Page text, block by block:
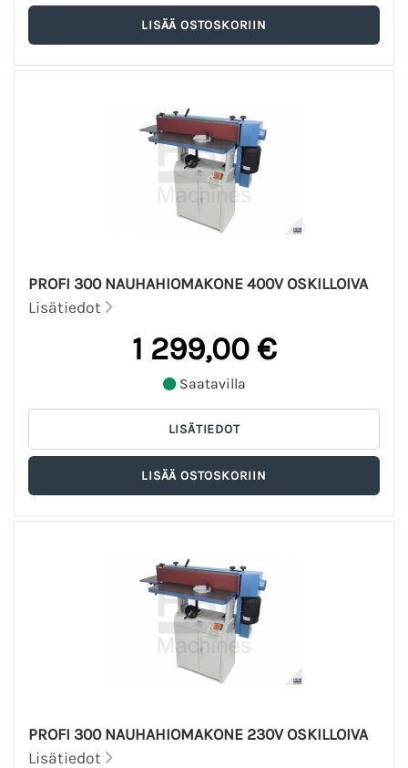
PROFI 300 NAUHAHIOMAKONE 400V OSKILLOIVA
Lisätiedot
1 299,00 €
Saatavilla
PROFI 300 NAUHAHIOMAKONE 230V OSKILLOIVA
Lisätiedot